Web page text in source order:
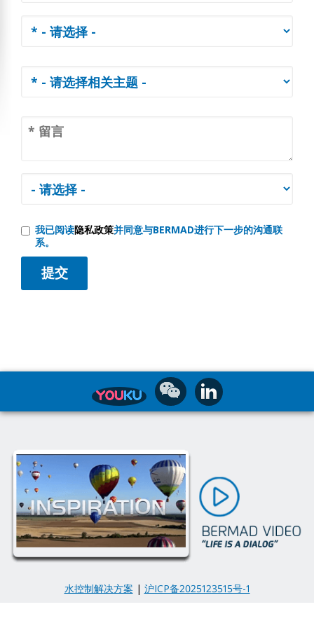
我已阅读隐私政策并同意与BERMAD进行下一步的沟通联
系。
水控制解决方案 | 沪ICP备2025123515号-1